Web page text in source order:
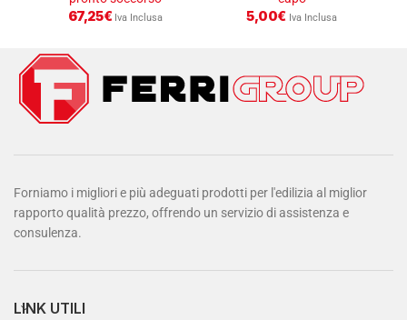
67,25€ Iva Inclusa 5,00€ Iva Inclusa
Forniamo i migliori e più adeguati prodotti per l'edilizia al miglior
rapporto qualità prezzo, offrendo un servizio di assistenza e
consulenza.
LINK UTILI